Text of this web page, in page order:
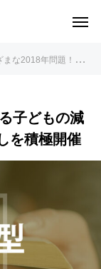
！加速する子どもの減少地域貢献としてセミナー、催しを積極開催
子どもの減
を積極開催